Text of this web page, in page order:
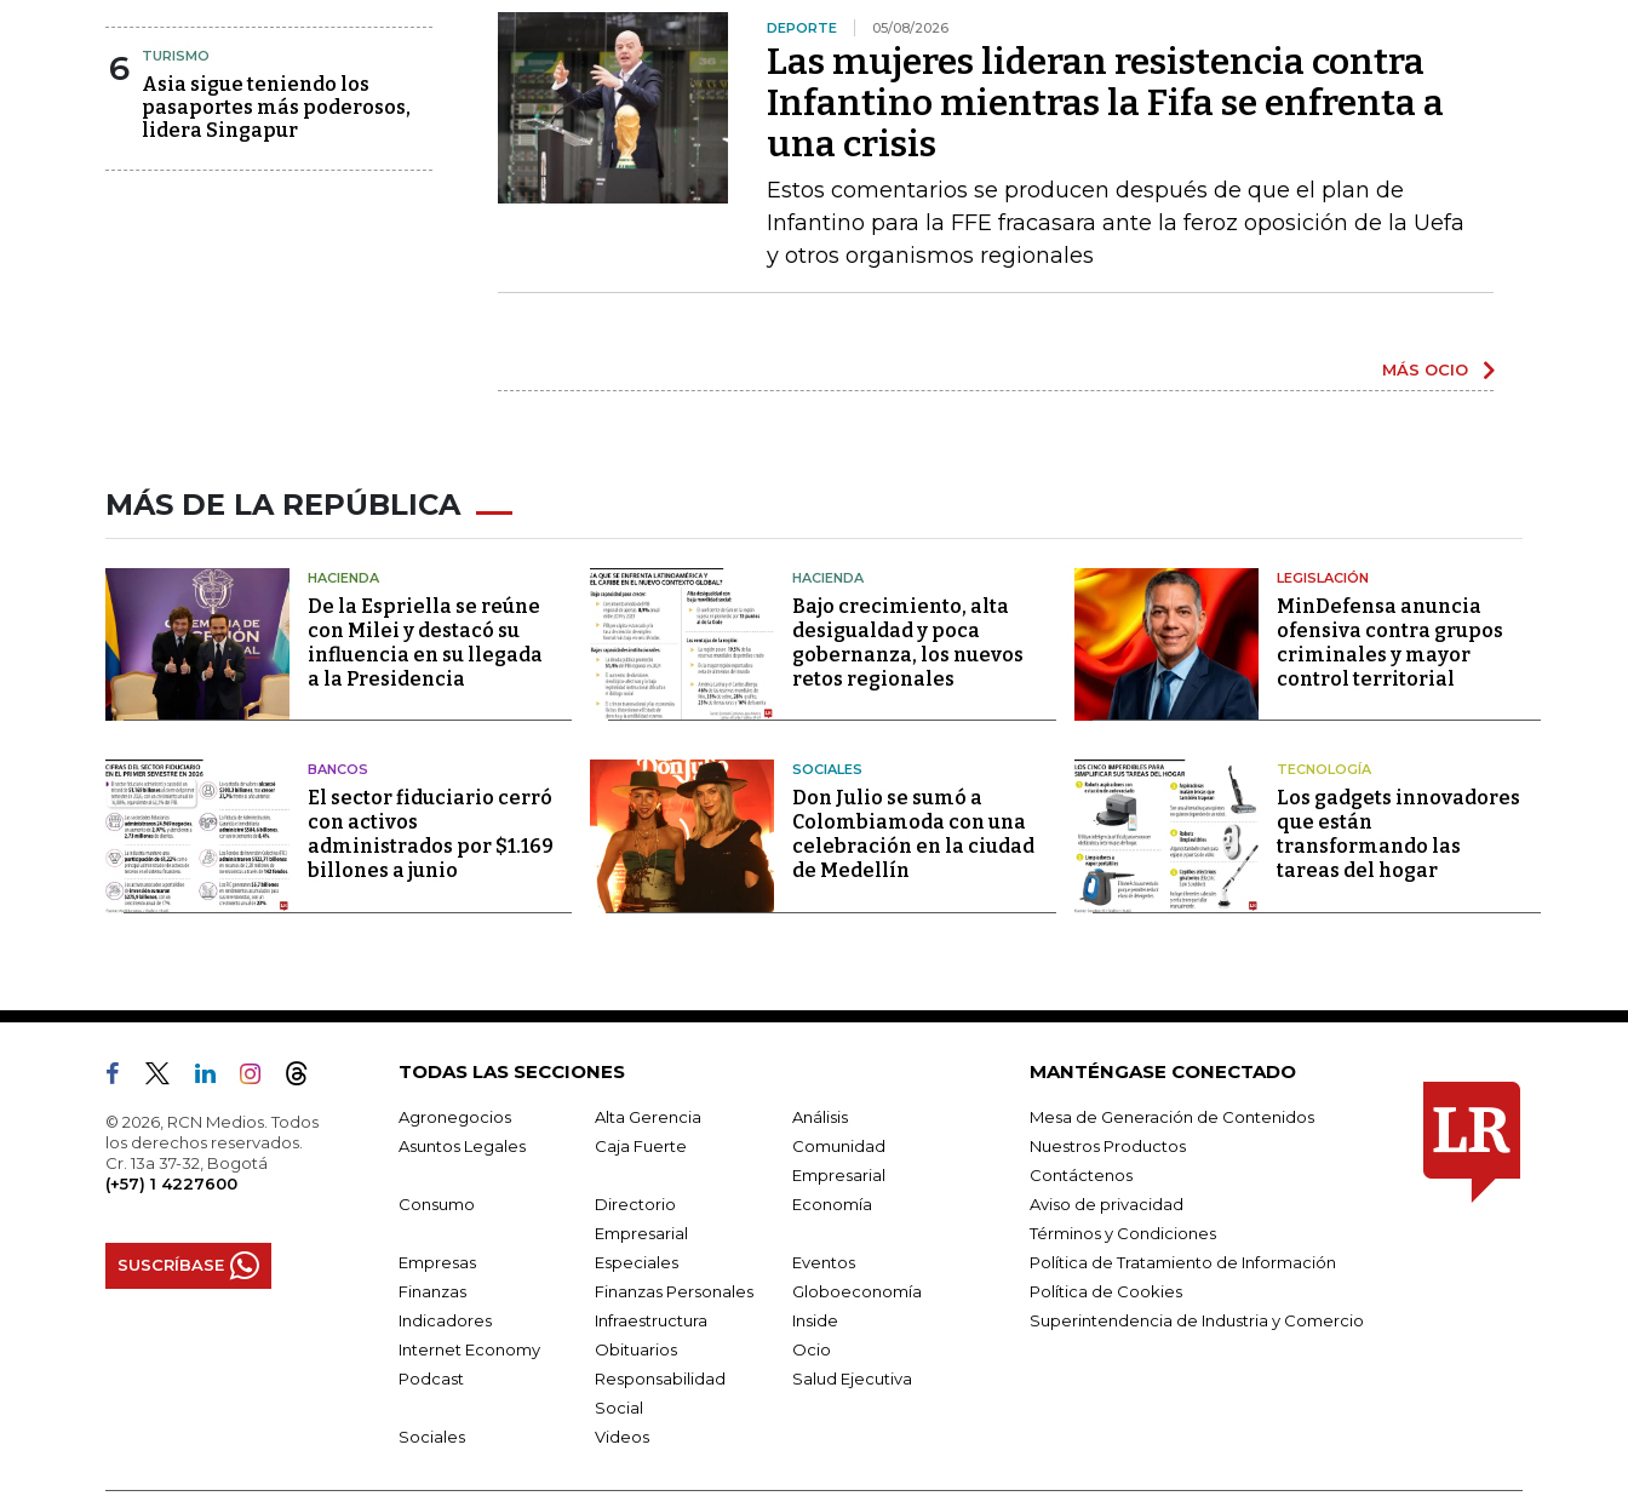
6 TURISMO
Asia sigue teniendo los
pasaportes más poderosos,
lidera Singapur
DEPORTE 05/08/2026
Las mujeres lideran resistencia contra
Infantino mientras la Fifa se enfrenta a
una crisis
Estos comentarios se producen después de que el plan de
Infantino para la FFE fracasara ante la feroz oposición de la Uefa
y otros organismos regionales
MÁS OCIO
MÁS DE LA REPÚBLICA
HACIENDA
De la Espriella se reúne
con Milei y destacó su
influencia en su llegada
a la Presidencia
HACIENDA
Bajo crecimiento, alta
desigualdad y poca
gobernanza, los nuevos
retos regionales
LEGISLACIÓN
MinDefensa anuncia
ofensiva contra grupos
criminales y mayor
control territorial
BANCOS
El sector fiduciario cerró
con activos
administrados por $1.169
billones a junio
SOCIALES
Don Julio se sumó a
Colombiamoda con una
celebración en la ciudad
de Medellín
TECNOLOGÍA
Los gadgets innovadores
que están
transformando las
tareas del hogar
© 2026, RCN Medios. Todos
los derechos reservados.
Cr. 13a 37-32, Bogotá
(+57) 1 4227600
SUSCRÍBASE
TODAS LAS SECCIONES
Agronegocios Alta Gerencia
Análisis
Asuntos Legales
Caja Fuerte
Comunidad
Empresarial
Consumo
Directorio
Empresarial
Economía
Empresas Especiales
Eventos
Finanzas
Finanzas Personales
Globoeconomía
Indicadores
Infraestructura
Inside
Internet Economy
Obituarios
Ocio
Podcast
Responsabilidad
Social
Salud Ejecutiva
Sociales Videos
MANTÉNGASE CONECTADO
Mesa de Generación de Contenidos
Nuestros Productos
Contáctenos
Aviso de privacidad
Términos y Condiciones
Política de Tratamiento de Información
Política de Cookies
Superintendencia de Industria y Comercio